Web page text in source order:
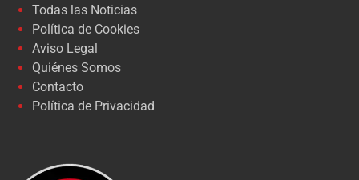
Todas las Noticias
Política de Cookies
Aviso Legal
Quiénes Somos
Contacto
Política de Privacidad